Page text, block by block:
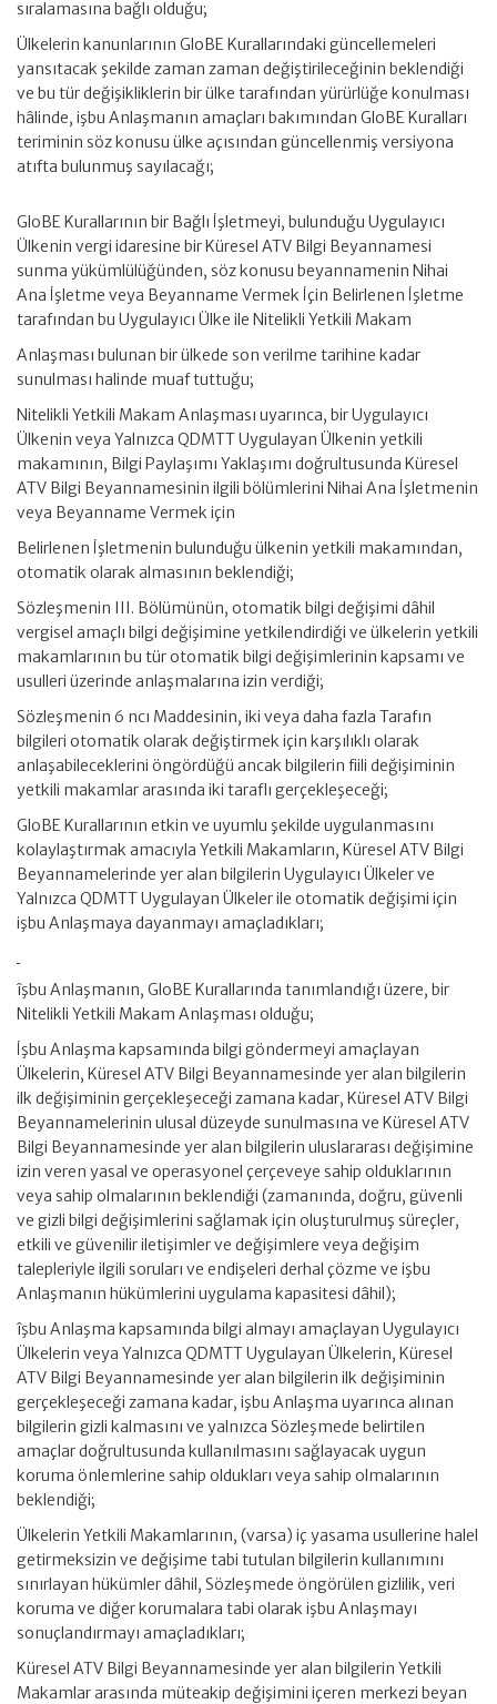
sıralamasına bağlı olduğu;
Ülkelerin kanunlarının GloBE Kurallarındaki güncellemeleri
yansıtacak şekilde zaman zaman değiştirileceğinin beklendiği
ve bu tür değişikliklerin bir ülke tarafından yürürlüğe konulması
hâlinde, işbu Anlaşmanın amaçları bakımından GloBE Kuralları
teriminin söz konusu ülke açısından güncellenmiş versiyona
atıfta bulunmuş sayılacağı;
GloBE Kurallarının bir Bağlı İşletmeyi, bulunduğu Uygulayıcı
Ülkenin vergi idaresine bir Küresel ATV Bilgi Beyannamesi
sunma yükümlülüğünden, söz konusu beyannamenin Nihai
Ana İşletme veya Beyanname Vermek İçin Belirlenen İşletme
tarafından bu Uygulayıcı Ülke ile Nitelikli Yetkili Makam
Anlaşması bulunan bir ülkede son verilme tarihine kadar
sunulması halinde muaf tuttuğu;
Nitelikli Yetkili Makam Anlaşması uyarınca, bir Uygulayıcı
Ülkenin veya Yalnızca QDMTT Uygulayan Ülkenin yetkili
makamının, Bilgi Paylaşımı Yaklaşımı doğrultusunda Küresel
ATV Bilgi Beyannamesinin ilgili bölümlerini Nihai Ana İşletmenin
veya Beyanname Vermek için
Belirlenen İşletmenin bulunduğu ülkenin yetkili makamından,
otomatik olarak almasının beklendiği;
Sözleşmenin III. Bölümünün, otomatik bilgi değişimi dâhil
vergisel amaçlı bilgi değişimine yetkilendirdiği ve ülkelerin yetkili
makamlarının bu tür otomatik bilgi değişimlerinin kapsamı ve
usulleri üzerinde anlaşmalarına izin verdiği;
Sözleşmenin 6 ncı Maddesinin, iki veya daha fazla Tarafın
bilgileri otomatik olarak değiştirmek için karşılıklı olarak
anlaşabileceklerini öngördüğü ancak bilgilerin fiili değişiminin
yetkili makamlar arasında iki taraflı gerçekleşeceği;
GloBE Kurallarının etkin ve uyumlu şekilde uygulanmasını
kolaylaştırmak amacıyla Yetkili Makamların, Küresel ATV Bilgi
Beyannamelerinde yer alan bilgilerin Uygulayıcı Ülkeler ve
Yalnızca QDMTT Uygulayan Ülkeler ile otomatik değişimi için
işbu Anlaşmaya dayanmayı amaçladıkları;
îşbu Anlaşmanın, GloBE Kurallarında tanımlandığı üzere, bir
Nitelikli Yetkili Makam Anlaşması olduğu;
İşbu Anlaşma kapsamında bilgi göndermeyi amaçlayan
Ülkelerin, Küresel ATV Bilgi Beyannamesinde yer alan bilgilerin
ilk değişiminin gerçekleşeceği zamana kadar, Küresel ATV Bilgi
Beyannamelerinin ulusal düzeyde sunulmasına ve Küresel ATV
Bilgi Beyannamesinde yer alan bilgilerin uluslararası değişimine
izin veren yasal ve operasyonel çerçeveye sahip olduklarının
veya sahip olmalarının beklendiği (zamanında, doğru, güvenli
ve gizli bilgi değişimlerini sağlamak için oluşturulmuş süreçler,
etkili ve güvenilir iletişimler ve değişimlere veya değişim
talepleriyle ilgili soruları ve endişeleri derhal çözme ve işbu
Anlaşmanın hükümlerini uygulama kapasitesi dâhil);
îşbu Anlaşma kapsamında bilgi almayı amaçlayan Uygulayıcı
Ülkelerin veya Yalnızca QDMTT Uygulayan Ülkelerin, Küresel
ATV Bilgi Beyannamesinde yer alan bilgilerin ilk değişiminin
gerçekleşeceği zamana kadar, işbu Anlaşma uyarınca alınan
bilgilerin gizli kalmasını ve yalnızca Sözleşmede belirtilen
amaçlar doğrultusunda kullanılmasını sağlayacak uygun
koruma önlemlerine sahip oldukları veya sahip olmalarının
beklendiği;
Ülkelerin Yetkili Makamlarının, (varsa) iç yasama usullerine halel
getirmeksizin ve değişime tabi tutulan bilgilerin kullanımını
sınırlayan hükümler dâhil, Sözleşmede öngörülen gizlilik, veri
koruma ve diğer korumalara tabi olarak işbu Anlaşmayı
sonuçlandırmayı amaçladıkları;
Küresel ATV Bilgi Beyannamesinde yer alan bilgilerin Yetkili
Makamlar arasında müteakip değişimini içeren merkezi beyan